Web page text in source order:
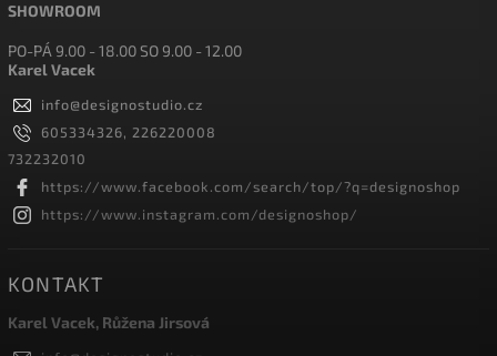
SHOWROOM
PO-PÁ 9.00 - 18.00 SO 9.00 - 12.00
Karel Vacek
info@designostudio.cz
605334326, 226220008
732232010
https://www.facebook.com/search/top/?q=designoshop
https://www.instagram.com/designoshop/
KONTAKT
Karel Vacek, Růžena Jirsová